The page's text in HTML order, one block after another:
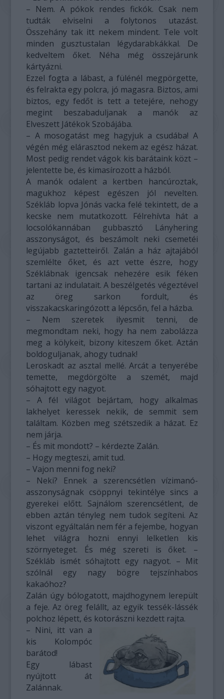
– Nem. A pókok rendes fickók. Csak nem
tudták elviselni a folytonos utazást.
Összehány tak itt nekem mindent. Tele volt
minden gusztustalan légydarabkákkal. De
kedveltem őket. Néha még összejárunk
kártyázni.
Ezzel fogta a lábast, a fülénél megpörgette,
és felrakta egy polcra, jó magasra. Biztos, ami
biztos, egy fedőt is tett a tetejére, nehogy
megint beszabaduljanak a manók az
Elveszett Játékok Szobájába.
– A mosogatást meg hagyjuk a csudába! A
végén még elárasztod nekem az egész házat.
Most pedig rendet vágok kis barátaink közt –
jelentette be, és kimasírozott a házból.
A manók odalent a kertben hancúroztak,
magukhoz képest egészen jól nevelten.
Székláb lopva Jónás vacka felé tekintett, de a
kecske nem mutatkozott. Félrehívta hát a
locsolókannában gubbasztó Lányhering
asszonyságot, és beszámolt neki csemetéi
legújabb gaztetteiről. Zalán a ház ajtajából
szemlélte őket, és azt vette észre, hogy
Széklábnak igencsak nehezére esik féken
tartani az indulatait. A beszélgetés végeztével
az öreg sarkon fordult, és
visszakacskaringózott a lépcsőn, fel a házba.
– Nem szeretek ilyesmit tenni, de
megmondtam neki, hogy ha nem zabolázza
meg a kölykeit, bizony kiteszem őket. Aztán
boldoguljanak, ahogy tudnak!
Leroskadt az asztal mellé. Arcát a tenyerébe
temette, megdörgölte a szemét, majd
sóhajtott egy nagyot.
– A fél világot bejártam, hogy alkalmas
lakhelyet keressek nekik, de semmit sem
találtam. Közben meg szétszedik a házat. Ez
nem járja.
– És mit mondott? – kérdezte Zalán.
– Hogy megteszi, amit tud.
– Vajon menni fog neki?
– Neki? Ennek a szerencsétlen vízimanó-
asszonyságnak csöppnyi tekintélye sincs a
gyerekei előtt. Sajnálom szerencsétlent, de
ebben aztán tényleg nem tudok segíteni. Az
viszont egyáltalán nem fér a fejembe, hogyan
lehet világra hozni ennyi lelketlen kis
szörnyeteget. És még szereti is őket. –
Székláb ismét sóhajtott egy nagyot. – Mit
szólnál egy nagy bögre tejszínhabos
kakaóhoz?
Zalán úgy bólogatott, majdhogynem lerepült
a feje. Az öreg felállt, az egyik tessék-lássék
polchoz lépett, és kotorászni kezdett rajta.
– Nini, itt van a
kis Kolompóc
barátod!
Egy lábast
nyújtott át
Zalánnak.